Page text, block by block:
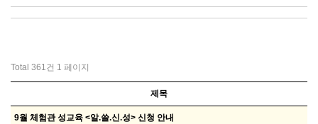
Total 361건 1 페이지
제목
9월 체험관 성교육 <알.쓸.신.성> 신청 안내